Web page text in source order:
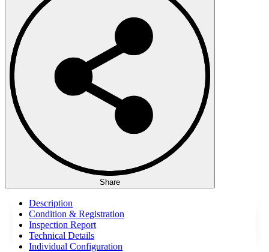
Share
Description
Condition & Registration
Inspection Report
Technical Details
Individual Configuration